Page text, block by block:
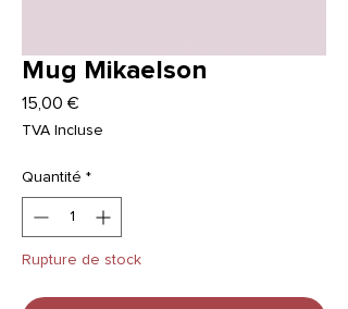
Mug Mikaelson
15,00 €
TVA Incluse
Quantité *
Rupture de stock